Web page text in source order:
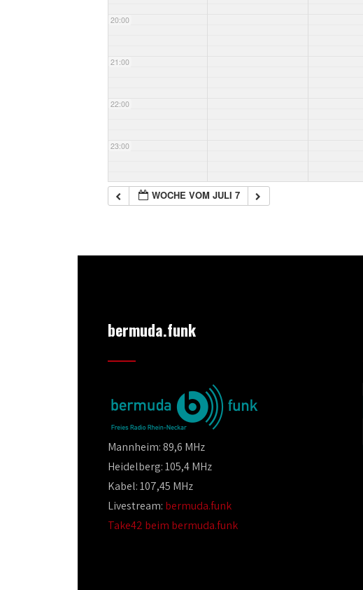
20:00
21:00
22:00
23:00
WOCHE VOM JULI 7
bermuda.funk
Mannheim: 89,6 MHz
Heidelberg: 105,4 MHz
Kabel: 107,45 MHz
Livestream: bermuda.funk
Take42 beim bermuda.funk